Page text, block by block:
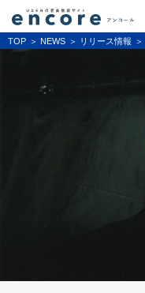
TOP NEWS リリース情報